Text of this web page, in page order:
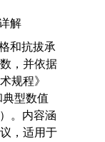
解
和抗拔承
，并依据
规程》
典型数值
。内容涵
，适用于